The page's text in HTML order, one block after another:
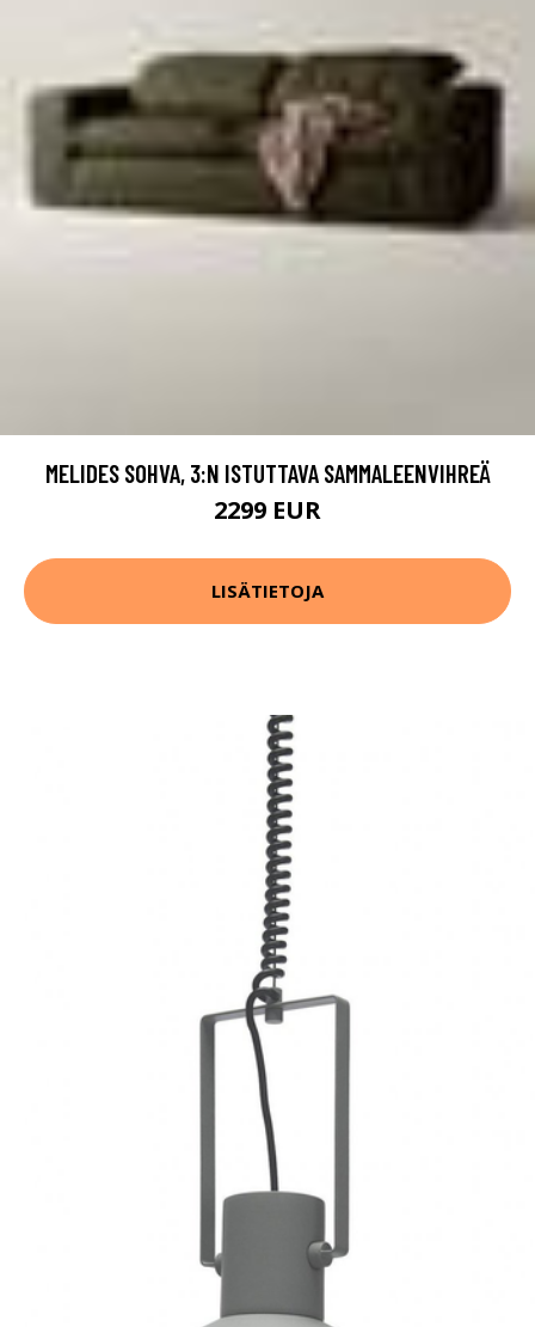
MELIDES SOHVA, 3:N ISTUTTAVA SAMMALEENVIHREÄ
2299 EUR
LISÄTIETOJA